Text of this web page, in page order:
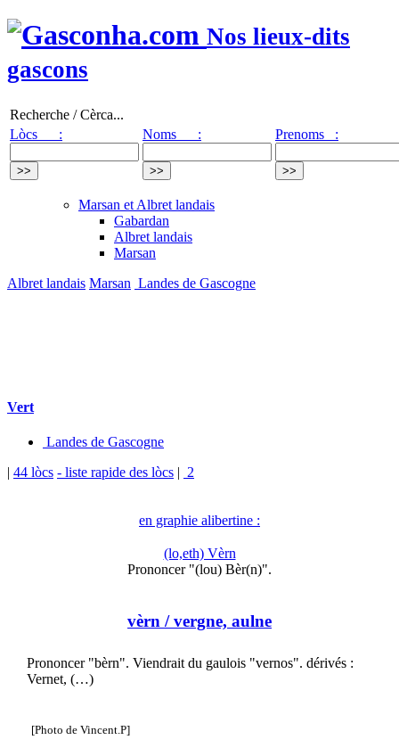
Nos lieux-dits
gascons
Recherche / Cèrca...
Lòcs :
Noms : Prenoms :
Marsan et Albret landais
Gabardan
Albret landais
Marsan
Albret landais Marsan Landes de Gascogne
Vert
Landes de Gascogne
| 44 lòcs - liste rapide des lòcs | 2
en graphie alibertine :
(lo,eth) Vèrn
Prononcer "(lou) Bèr(n)".
vèrn / vergne, aulne
Prononcer "bèrn". Viendrait du gaulois "vernos". dérivés :
Vernet, (…)
[Photo de Vincent.P]